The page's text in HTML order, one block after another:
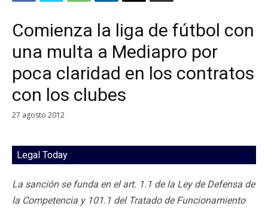
Comienza la liga de fútbol con
una multa a Mediapro por
poca claridad en los contratos
con los clubes
27 agosto 2012
Legal Today
La sanción se funda en el art. 1.1 de la Ley de Defensa de
la Competencia y 101.1 del Tratado de Funcionamiento